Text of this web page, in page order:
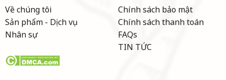
Về chúng tôi
Sản phẩm - Dịch vụ
Nhân sự
Chính sách bảo mật
Chính sách thanh toán
FAQs
TIN TỨC